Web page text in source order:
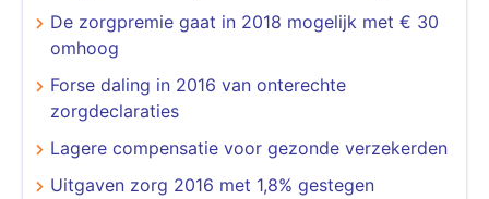
De zorgpremie gaat in 2018 mogelijk met € 30
omhoog
Forse daling in 2016 van onterechte
zorgdeclaraties
Lagere compensatie voor gezonde verzekerden
Uitgaven zorg 2016 met 1,8% gestegen